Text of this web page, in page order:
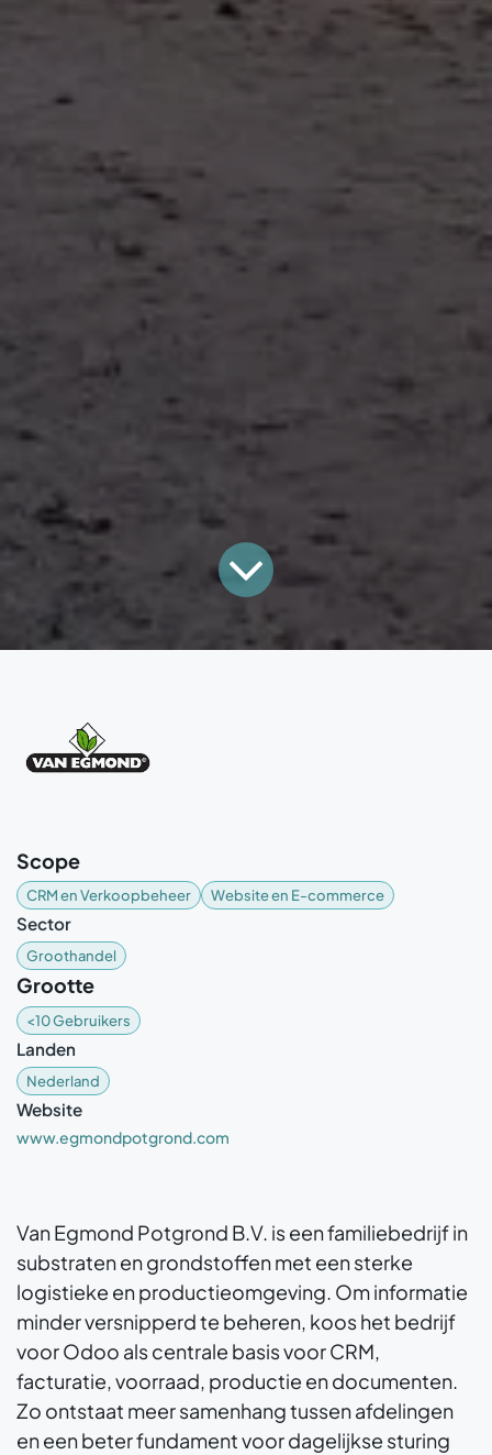
Scope
CRM en Verkoopbeheer Website en E-commerce
Sector
Groothandel
Grootte
<10 Gebruikers
Landen
Nederland
Website
www.egmondpotgrond.com
Van Egmond Potgrond B.V. is een familiebedrijf in
substraten en grondstoffen met een sterke
logistieke en productieomgeving. Om informatie
minder versnipperd te beheren, koos het bedrijf
voor Odoo als centrale basis voor CRM,
facturatie, voorraad, productie en documenten.
Zo ontstaat meer samenhang tussen afdelingen
en een beter fundament voor dagelijkse sturing